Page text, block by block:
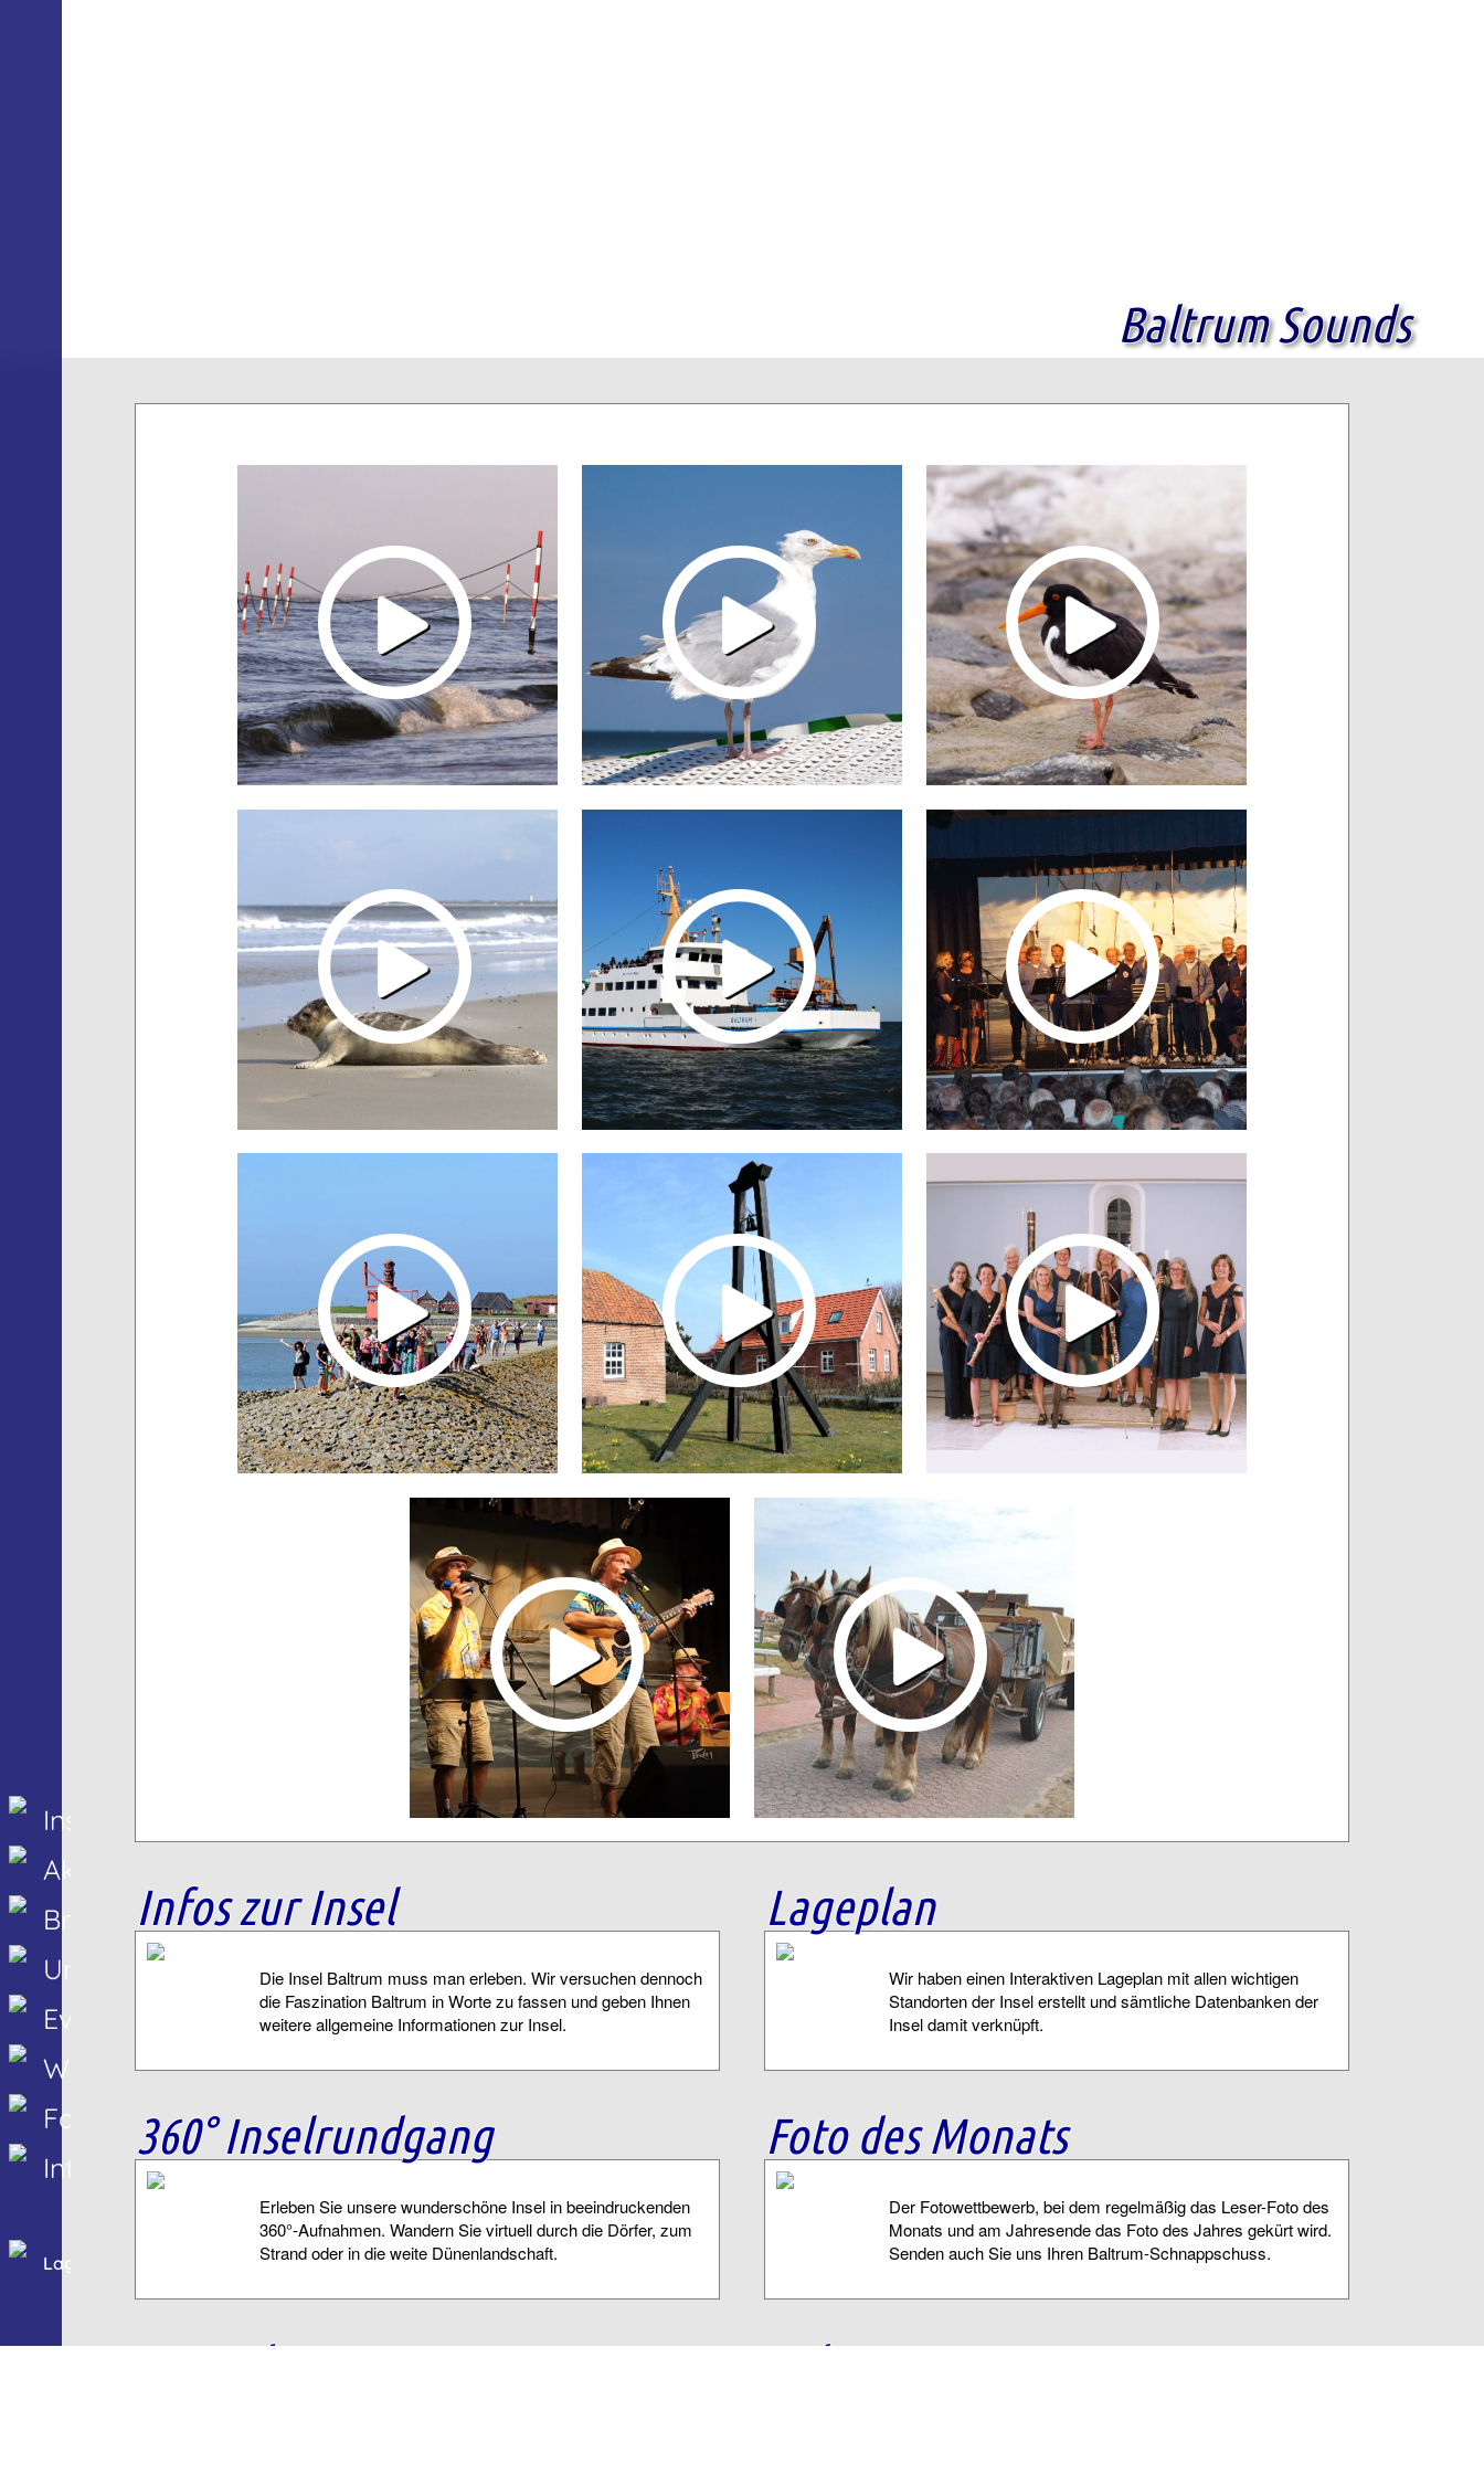
Baltrum Sounds
Infos zur Insel
Die Insel Baltrum muss man erleben. Wir versuchen dennoch
die Faszination Baltrum in Worte zu fassen und geben Ihnen
weitere allgemeine Informationen zur Insel.
Lageplan
Wir haben einen Interaktiven Lageplan mit allen wichtigen
Standorten der Insel erstellt und sämtliche Datenbanken der
Insel damit verknüpft.
360° Inselrundgang
Erleben Sie unsere wunderschöne Insel in beeindruckenden
360°-Aufnahmen. Wandern Sie virtuell durch die Dörfer, zum
Strand oder in die weite Dünenlandschaft.
Foto des Monats
Der Fotowettbewerb, bei dem regelmäßig das Leser-Foto des
Monats und am Jahresende das Foto des Jahres gekürt wird.
Senden auch Sie uns Ihren Baltrum-Schnappschuss.
Countdown App Baltrum App
Insel Baltrum
Aktuelles
Branchenbuch
Unterkünfte
Events
Webcams
Fahrplan
Interaktiv
Lageplan